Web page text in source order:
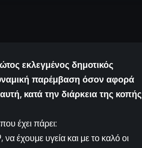
εκλεγμένος δημοτικός
παρέμβαση όσον αφορά
κατά την διάρκεια της κοπής
έχει πάρει:
έχουμε υγεία και με το καλό οι